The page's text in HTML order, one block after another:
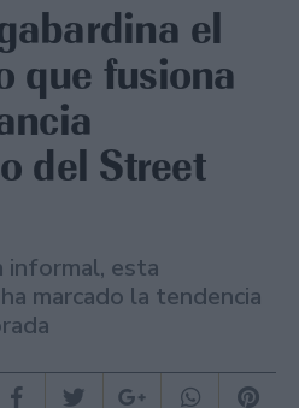
el
que fusiona
del Street
informal, esta
marcado la tendencia